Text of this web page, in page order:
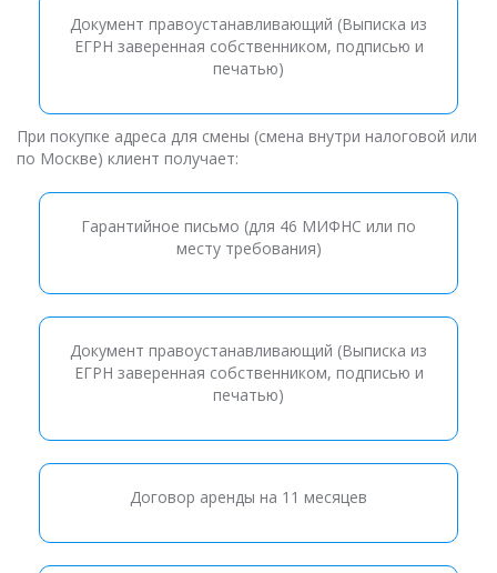
Документ правоустанавливающий (Выписка из
ЕГРН заверенная собственником, подписью и
печатью)
При покупке адреса для смены (смена внутри налоговой или
по Москве) клиент получает:
Гарантийное письмо (для 46 МИФНС или по
месту требования)
Документ правоустанавливающий (Выписка из
ЕГРН заверенная собственником, подписью и
печатью)
Договор аренды на 11 месяцев